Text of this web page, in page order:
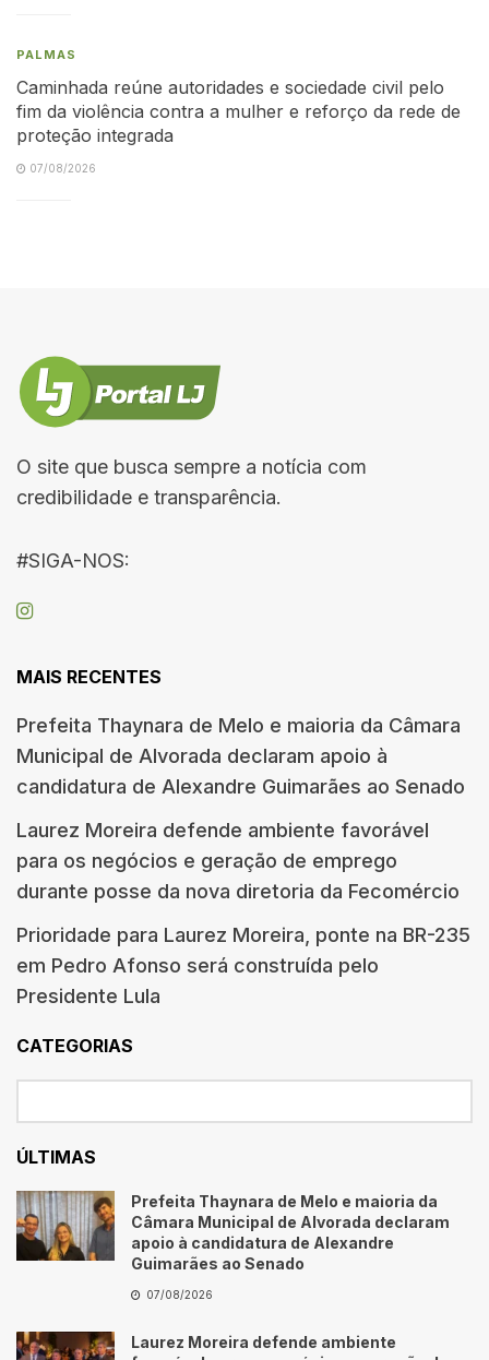
PALMAS
Caminhada reúne autoridades e sociedade civil pelo
fim da violência contra a mulher e reforço da rede de
proteção integrada
07/08/2026
O site que busca sempre a notícia com
credibilidade e transparência.
#SIGA-NOS:
MAIS RECENTES
Prefeita Thaynara de Melo e maioria da Câmara
Municipal de Alvorada declaram apoio à
candidatura de Alexandre Guimarães ao Senado
Laurez Moreira defende ambiente favorável
para os negócios e geração de emprego
durante posse da nova diretoria da Fecomércio
Prioridade para Laurez Moreira, ponte na BR-235
em Pedro Afonso será construída pelo
Presidente Lula
CATEGORIAS
ÚLTIMAS
Prefeita Thaynara de Melo e maioria da
Câmara Municipal de Alvorada declaram
apoio à candidatura de Alexandre
Guimarães ao Senado
07/08/2026
Laurez Moreira defende ambiente